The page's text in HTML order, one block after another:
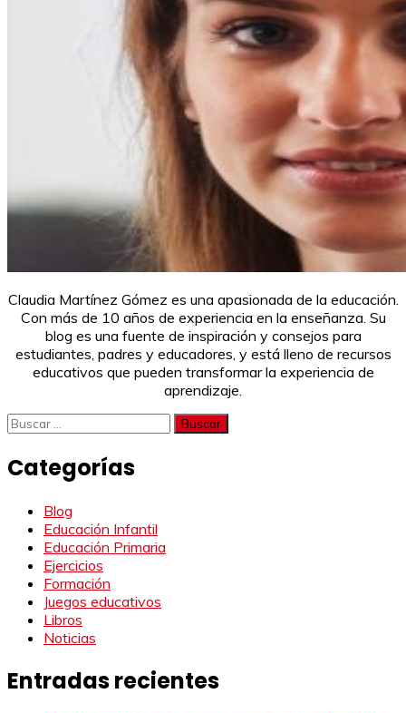
Claudia Martínez Gómez es una apasionada de la educación.
Con más de 10 años de experiencia en la enseñanza. Su
blog es una fuente de inspiración y consejos para
estudiantes, padres y educadores, y está lleno de recursos
educativos que pueden transformar la experiencia de
aprendizaje.
Buscar:
Categorías
Blog
Educación Infantil
Educación Primaria
Ejercicios
Formación
Juegos educativos
Libros
Noticias
Entradas recientes